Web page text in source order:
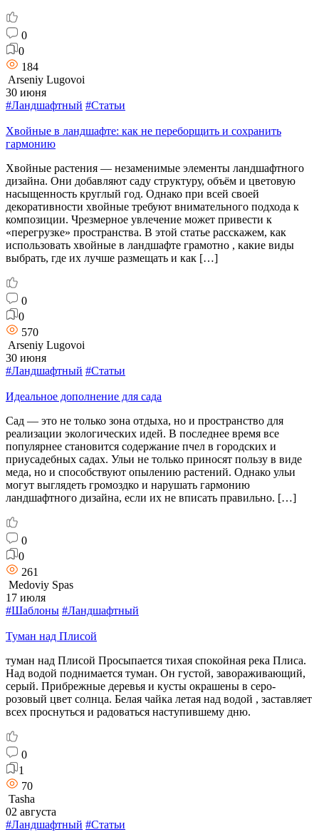
0
0
184
Arseniy Lugovoi
30 июня
#Ландшафтный #Статьи
Хвойные в ландшафте: как не переборщить и сохранить
гармонию
Хвойные растения — незаменимые элементы ландшафтного
дизайна. Они добавляют саду структуру, объём и цветовую
насыщенность круглый год. Однако при всей своей
декоративности хвойные требуют внимательного подхода к
композиции. Чрезмерное увлечение может привести к
«перегрузке» пространства. В этой статье расскажем, как
использовать хвойные в ландшафте грамотно , какие виды
выбрать, где их лучше размещать и как […]
0
0
570
Arseniy Lugovoi
30 июня
#Ландшафтный #Статьи
Идеальное дополнение для сада
Сад — это не только зона отдыха, но и пространство для
реализации экологических идей. В последнее время все
популярнее становится содержание пчел в городских и
приусадебных садах. Ульи не только приносят пользу в виде
меда, но и способствуют опылению растений. Однако ульи
могут выглядеть громоздко и нарушать гармонию
ландшафтного дизайна, если их не вписать правильно. […]
0
0
261
Medoviy Spas
17 июля
#Шаблоны #Ландшафтный
Туман над Плисой
туман над Плисой Просыпается тихая спокойная река Плиса.
Над водой поднимается туман. Он густой, завораживающий,
серый. Прибрежные деревья и кусты окрашены в серо-
розовый цвет солнца. Белая чайка летая над водой , заставляет
всех проснуться и радоваться наступившему дню.
0
1
70
Tasha
02 августа
#Ландшафтный #Статьи